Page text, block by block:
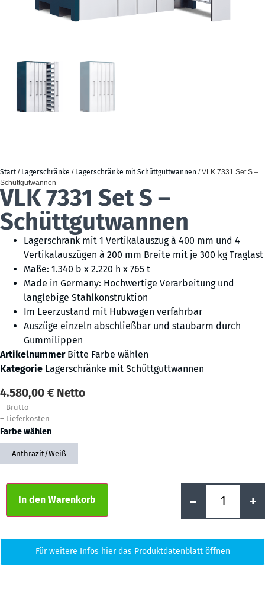
Start/ Lagerschränke / Lagerschränke mit Schüttguttwannen / VLK 7331 Set S –
Schüttgutwannen
VLK 7331 Set S –
Schüttgutwannen
Lagerschrank mit 1 Vertikalauszug à 400 mm und 4
Vertikalauszügen à 200 mm Breite mit je 300 kg Traglast
Maße: 1.340 b x 2.220 h x 765 t
Made in Germany: Hochwertige Verarbeitung und
langlebige Stahlkonstruktion
Im Leerzustand mit Hubwagen verfahrbar
Auszüge einzeln abschließbar und staubarm durch
Gummilippen
Artikelnummer Bitte Farbe wählen
Kategorie Lagerschränke mit Schüttguttwannen
4.580,00 € Netto
– Brutto
– Lieferkosten
Farbe wählen
Anthrazit/Weiß
- +
In den Warenkorb
Für weitere Infos hier das Produktdatenblatt öffnen